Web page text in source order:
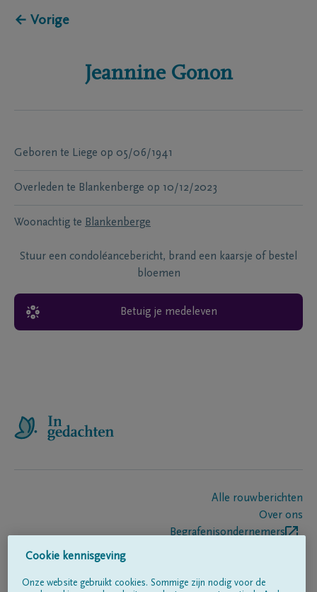
← Vorige
Jeannine Gonon
Geboren te Liege op 05/06/1941
Overleden te Blankenberge op 10/12/2023
Woonachtig te Blankenberge
Stuur een condoléancebericht, brand een kaarsje of bestel
bloemen
Betuig je medeleven
Alle rouwberichten
Over ons
Begrafenisondernemers
Cookie kennisgeving
Onze website gebruikt cookies. Sommige zijn nodig voor de